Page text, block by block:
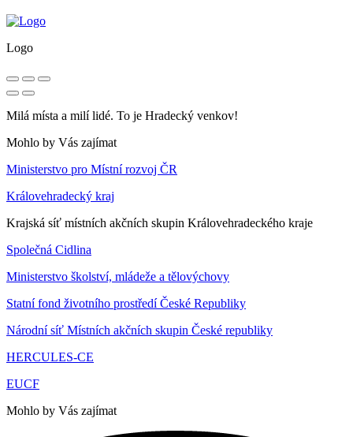
Logo
Milá místa a milí lidé. To je Hradecký venkov!
Mohlo by Vás zajímat
Ministerstvo pro Místní rozvoj ČR
Královehradecký kraj
Krajská síť místních akčních skupin Královehradeckého kraje
Společná Cidlina
Ministerstvo školství, mládeže a tělovýchovy
Statní fond životního prostředí České Republiky
Národní síť Místních akčních skupin České republiky
HERCULES-CE
EUCF
Mohlo by Vás zajímat